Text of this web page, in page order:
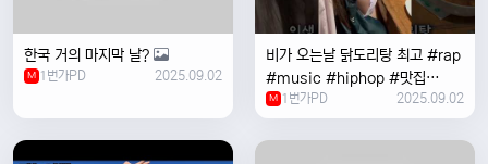
한국 거의 마지막 날?
M 1번가PD 2025.09.02
비가 오는날 ￼닭도리탕 최고 #rap
#music #hiphop #맛집
#travel #여행 #food ￼
M 1번가PD 2025.09.02